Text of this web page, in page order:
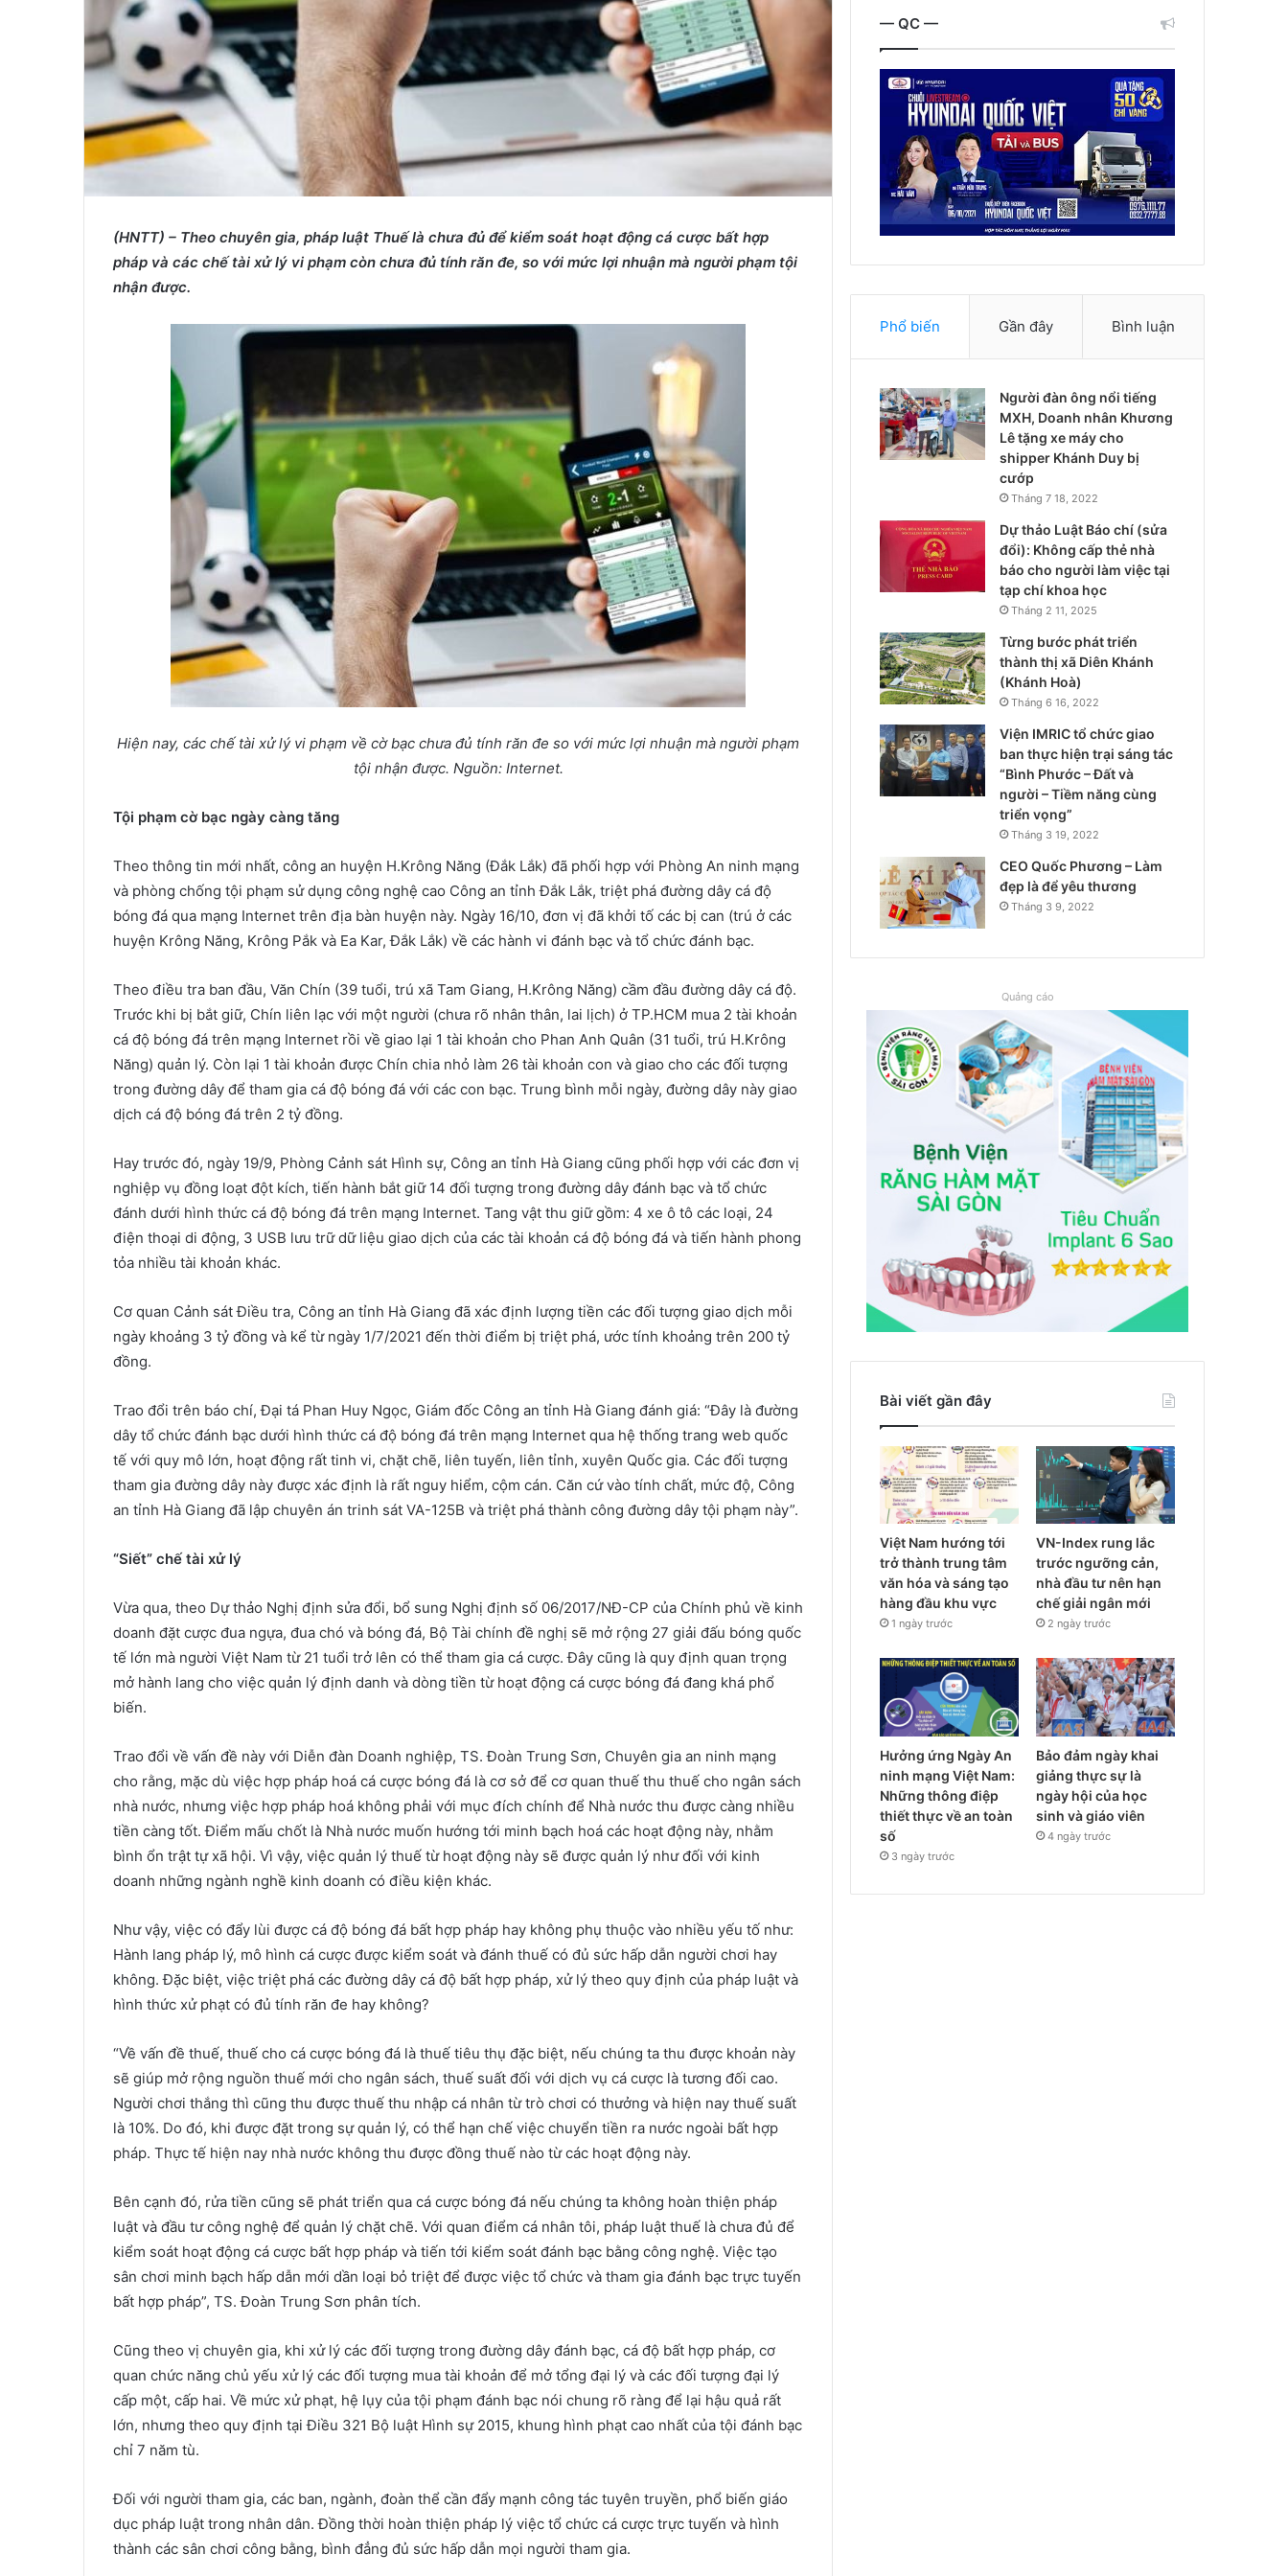
(HNTT) – Theo chuyên gia, pháp luật Thuế là chưa đủ để kiểm soát hoạt động cá cược bất hợp
pháp và các chế tài xử lý vi phạm còn chưa đủ tính răn đe, so với mức lợi nhuận mà người phạm tội
nhận được.
Hiện nay, các chế tài xử lý vi phạm về cờ bạc chưa đủ tính răn đe so với mức lợi nhuận mà người phạm
tội nhận được. Nguồn: Internet.
Tội phạm cờ bạc ngày càng tăng
Theo thông tin mới nhất, công an huyện H.Krông Năng (Đắk Lắk) đã phối hợp với Phòng An ninh mạng
và phòng chống tội phạm sử dụng công nghệ cao Công an tỉnh Đắk Lắk, triệt phá đường dây cá độ
bóng đá qua mạng Internet trên địa bàn huyện này. Ngày 16/10, đơn vị đã khởi tố các bị can (trú ở các
huyện Krông Năng, Krông Pắk và Ea Kar, Đắk Lắk) về các hành vi đánh bạc và tổ chức đánh bạc.
Theo điều tra ban đầu, Văn Chín (39 tuổi, trú xã Tam Giang, H.Krông Năng) cầm đầu đường dây cá độ.
Trước khi bị bắt giữ, Chín liên lạc với một người (chưa rõ nhân thân, lai lịch) ở TP.HCM mua 2 tài khoản
cá độ bóng đá trên mạng Internet rồi về giao lại 1 tài khoản cho Phan Anh Quân (31 tuổi, trú H.Krông
Năng) quản lý. Còn lại 1 tài khoản được Chín chia nhỏ làm 26 tài khoản con và giao cho các đối tượng
trong đường dây để tham gia cá độ bóng đá với các con bạc. Trung bình mỗi ngày, đường dây này giao
dịch cá độ bóng đá trên 2 tỷ đồng.
Hay trước đó, ngày 19/9, Phòng Cảnh sát Hình sự, Công an tỉnh Hà Giang cũng phối hợp với các đơn vị
nghiệp vụ đồng loạt đột kích, tiến hành bắt giữ 14 đối tượng trong đường dây đánh bạc và tổ chức
đánh dưới hình thức cá độ bóng đá trên mạng Internet. Tang vật thu giữ gồm: 4 xe ô tô các loại, 24
điện thoại di động, 3 USB lưu trữ dữ liệu giao dịch của các tài khoản cá độ bóng đá và tiến hành phong
tỏa nhiều tài khoản khác.
Cơ quan Cảnh sát Điều tra, Công an tỉnh Hà Giang đã xác định lượng tiền các đối tượng giao dịch mỗi
ngày khoảng 3 tỷ đồng và kể từ ngày 1/7/2021 đến thời điểm bị triệt phá, ước tính khoảng trên 200 tỷ
đồng.
Trao đổi trên báo chí, Đại tá Phan Huy Ngọc, Giám đốc Công an tỉnh Hà Giang đánh giá: “Đây là đường
dây tổ chức đánh bạc dưới hình thức cá độ bóng đá trên mạng Internet qua hệ thống trang web quốc
tế với quy mô lớn, hoạt động rất tinh vi, chặt chẽ, liên tuyến, liên tỉnh, xuyên Quốc gia. Các đối tượng
tham gia đường dây này được xác định là rất nguy hiểm, cộm cán. Căn cứ vào tính chất, mức độ, Công
an tỉnh Hà Giang đã lập chuyên án trinh sát VA-125B và triệt phá thành công đường dây tội phạm này”.
“Siết” chế tài xử lý
Vừa qua, theo Dự thảo Nghị định sửa đổi, bổ sung Nghị định số 06/2017/NĐ-CP của Chính phủ về kinh
doanh đặt cược đua ngựa, đua chó và bóng đá, Bộ Tài chính đề nghị sẽ mở rộng 27 giải đấu bóng quốc
tế lớn mà người Việt Nam từ 21 tuổi trở lên có thể tham gia cá cược. Đây cũng là quy định quan trọng
mở hành lang cho việc quản lý định danh và dòng tiền từ hoạt động cá cược bóng đá đang khá phổ
biến.
Trao đổi về vấn đề này với Diễn đàn Doanh nghiệp, TS. Đoàn Trung Sơn, Chuyên gia an ninh mạng
cho rằng, mặc dù việc hợp pháp hoá cá cược bóng đá là cơ sở để cơ quan thuế thu thuế cho ngân sách
nhà nước, nhưng việc hợp pháp hoá không phải với mục đích chính để Nhà nước thu được càng nhiều
tiền càng tốt. Điểm mấu chốt là Nhà nước muốn hướng tới minh bạch hoá các hoạt động này, nhằm
bình ổn trật tự xã hội. Vì vậy, việc quản lý thuế từ hoạt động này sẽ được quản lý như đối với kinh
doanh những ngành nghề kinh doanh có điều kiện khác.
Như vậy, việc có đẩy lùi được cá độ bóng đá bất hợp pháp hay không phụ thuộc vào nhiều yếu tố như:
Hành lang pháp lý, mô hình cá cược được kiểm soát và đánh thuế có đủ sức hấp dẫn người chơi hay
không. Đặc biệt, việc triệt phá các đường dây cá độ bất hợp pháp, xử lý theo quy định của pháp luật và
hình thức xử phạt có đủ tính răn đe hay không?
“Về vấn đề thuế, thuế cho cá cược bóng đá là thuế tiêu thụ đặc biệt, nếu chúng ta thu được khoản này
sẽ giúp mở rộng nguồn thuế mới cho ngân sách, thuế suất đối với dịch vụ cá cược là tương đối cao.
Người chơi thắng thì cũng thu được thuế thu nhập cá nhân từ trò chơi có thưởng và hiện nay thuế suất
là 10%. Do đó, khi được đặt trong sự quản lý, có thể hạn chế việc chuyển tiền ra nước ngoài bất hợp
pháp. Thực tế hiện nay nhà nước không thu được đồng thuế nào từ các hoạt động này.
Bên cạnh đó, rửa tiền cũng sẽ phát triển qua cá cược bóng đá nếu chúng ta không hoàn thiện pháp
luật và đầu tư công nghệ để quản lý chặt chẽ. Với quan điểm cá nhân tôi, pháp luật thuế là chưa đủ để
kiểm soát hoạt động cá cược bất hợp pháp và tiến tới kiểm soát đánh bạc bằng công nghệ. Việc tạo
sân chơi minh bạch hấp dẫn mới dần loại bỏ triệt để được việc tổ chức và tham gia đánh bạc trực tuyến
bất hợp pháp”, TS. Đoàn Trung Sơn phân tích.
Cũng theo vị chuyên gia, khi xử lý các đối tượng trong đường dây đánh bạc, cá độ bất hợp pháp, cơ
quan chức năng chủ yếu xử lý các đối tượng mua tài khoản để mở tổng đại lý và các đối tượng đại lý
cấp một, cấp hai. Về mức xử phạt, hệ lụy của tội phạm đánh bạc nói chung rõ ràng để lại hậu quả rất
lớn, nhưng theo quy định tại Điều 321 Bộ luật Hình sự 2015, khung hình phạt cao nhất của tội đánh bạc
chỉ 7 năm tù.
Đối với người tham gia, các ban, ngành, đoàn thể cần đẩy mạnh công tác tuyên truyền, phổ biến giáo
dục pháp luật trong nhân dân. Đồng thời hoàn thiện pháp lý việc tổ chức cá cược trực tuyến và hình
thành các sân chơi công bằng, bình đẳng đủ sức hấp dẫn mọi người tham gia.
— QC —
Phổ biến Gần đây Bình luận
Người đàn ông nổi tiếng
MXH, Doanh nhân Khương
Lê tặng xe máy cho
shipper Khánh Duy bị
cướp
Tháng 7 18, 2022
Dự thảo Luật Báo chí (sửa
đổi): Không cấp thẻ nhà
báo cho người làm việc tại
tạp chí khoa học
Tháng 2 11, 2025
Từng bước phát triển
thành thị xã Diên Khánh
(Khánh Hoà)
Tháng 6 16, 2022
Viện IMRIC tổ chức giao
ban thực hiện trại sáng tác
“Bình Phước – Đất và
người – Tiềm năng cùng
triển vọng”
Tháng 3 19, 2022
CEO Quốc Phương – Làm
đẹp là để yêu thương
Tháng 3 9, 2022
Quảng cáo
Bài viết gần đây
Việt Nam hướng tới
trở thành trung tâm
văn hóa và sáng tạo
hàng đầu khu vực
1 ngày trước
VN-Index rung lắc
trước ngưỡng cản,
nhà đầu tư nên hạn
chế giải ngân mới
2 ngày trước
Hưởng ứng Ngày An
ninh mạng Việt Nam:
Những thông điệp
thiết thực về an toàn
số
3 ngày trước
Bảo đảm ngày khai
giảng thực sự là
ngày hội của học
sinh và giáo viên
4 ngày trước